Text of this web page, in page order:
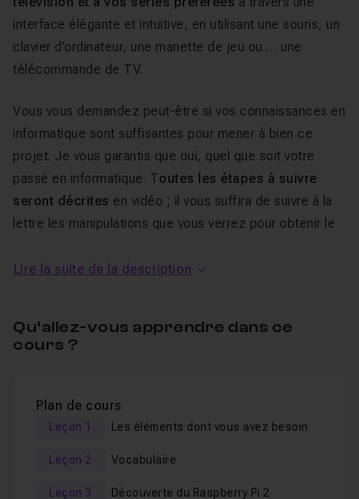
interface élégante et intuitive, en utilisant une souris, un
clavier d’ordinateur, une manette de jeu ou … une
télécommande de TV.
Vous vous demandez peut-être si vos connaissances en
informatique sont suffisantes pour mener à bien ce
projet. Je vous garantis que oui, quel que soit votre
passé en informatique. Toutes les étapes à suivre
seront décrites en vidéo ; il vous suffira de suivre à la
lettre les manipulations que vous verrez pour obtenir le
formation. Il contient de nombreuses illustrations et des
instructions précises. Vous pourrez même l’imprimer sur
Lire la suite de la description
Qu’allez-vous apprendre dans ce
cours ?
Plan de cours
Leçon 1 Les éléments dont vous avez besoin
Leçon 2 Vocabulaire
Leçon 3 Découverte du Raspberry Pi 2